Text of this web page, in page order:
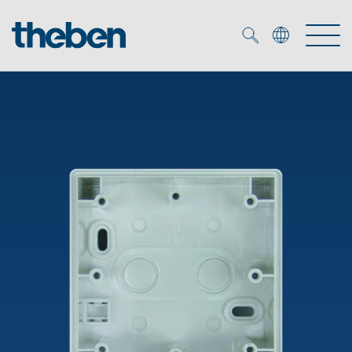
Smart Home
DALI
Détecteurs de présence et de mouvement
Spots LED
Solutions OEM
Experts OEM
Références
Contrôle du temps et de la lumière
Commande d'éclairage DALI-2
Médiathèque
Entreprise